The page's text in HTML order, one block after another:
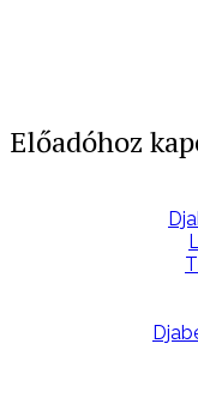
Előadóhoz